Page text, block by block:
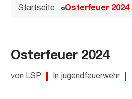
Startseite Osterfeuer 2024
Osterfeuer 2024
von LSP In jugendfeuerwehr